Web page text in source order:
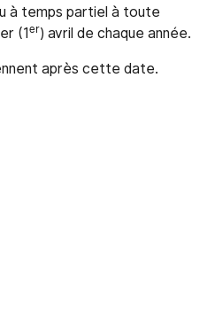
à temps partiel à toute
(1 er) avril de chaque année.
après cette date.